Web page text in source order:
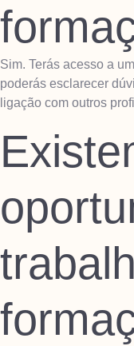
Sim. Terás acesso a
poderás esclarecer
ligação com outros